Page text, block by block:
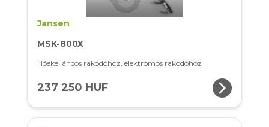
Jansen
MSK-800X
Hóeke láncos rakodóhoz, elektromos rakodóhoz
237 250 HUF arrow_forward_ios